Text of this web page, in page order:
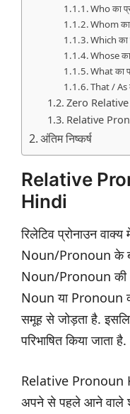
Who का
Whom का
Which का
Whose
What का
That / As
Zero
Relative
अंतिम निष्कर्ष
Relative
Hindi
रिलेटिव प्रोनाउन
Noun/Pronoun के
Noun/Pronoun की
Noun या Pronoun
समूह से जोड़ता है.
परिभाषित किया जाता है.
Relative Pronoun
अपने से पहले आने वाले